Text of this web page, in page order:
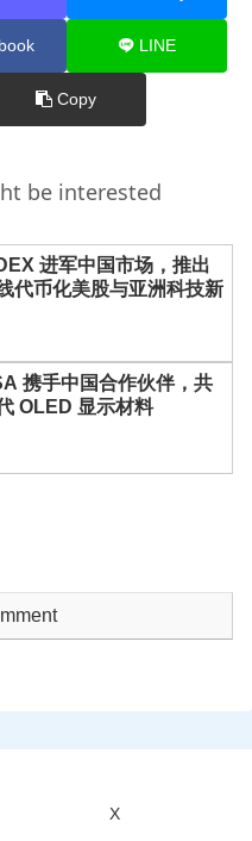
LINE
Copy
be interested
进军中国市场，推出
代币化美股与亚洲科技新
携手中国合作伙伴，共
OLED 显示材料
X